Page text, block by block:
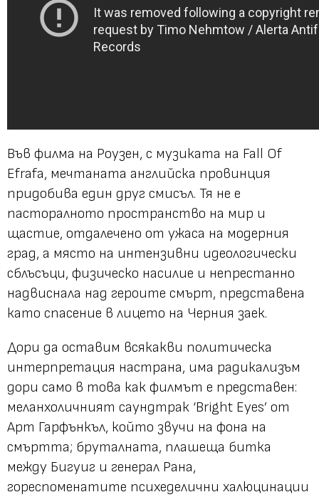
Във филма на Роузен, с музиката на Fall Of
Efrafa, мечтаната английска провинция
придобива един друг смисъл. Тя не е
пасторалното пространство на мир и
щастие, отдалечено от ужаса на модерния
град, а място на интензивни идеологически
сблъсъци, физическо насилие и непрестанно
надвиснала над героите смърт, представена
като спасение в лицето на Черния заек.
Дори да оставим всякакви политическа
интерпретация настрана, има радикализъм
дори само в това как филмът е представен:
меланхоличният саундтрак ‘Bright Eyes’ от
Арт Гарфънкъл, който звучи на фона на
смъртта; бруталната, плашеща битка
между Бигуиг и генерал Рана,
гореспоменатите психеделични халюцинации